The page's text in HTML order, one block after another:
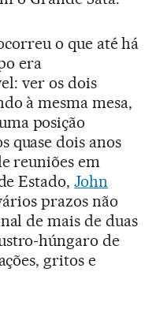
o que até há
era
ver os dois
à mesma mesa,
posição
quase dois anos
reuniões em
Estado,John
prazos não
de mais de duas
húngaro de
gritos e